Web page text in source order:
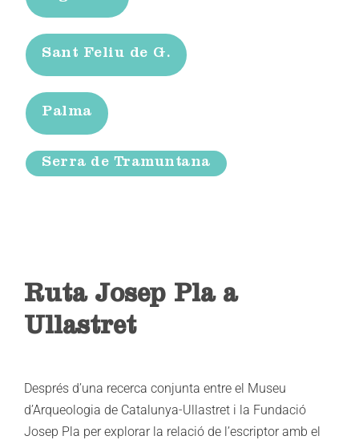
Sant Feliu de G.
Palma
Serra de Tramuntana
Ruta Josep Pla a
Ullastret
Després d’una recerca conjunta entre el Museu
d’Arqueologia de Catalunya-Ullastret i la Fundació
Josep Pla per explorar la relació de l’escriptor amb el